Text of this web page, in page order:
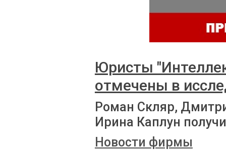
Юристы
отмечены в
Роман Скляр,
Ирина Каплун
Новости фирмы